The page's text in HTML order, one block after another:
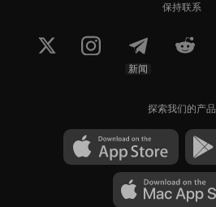
保持联系
新闻
探索我们的产品